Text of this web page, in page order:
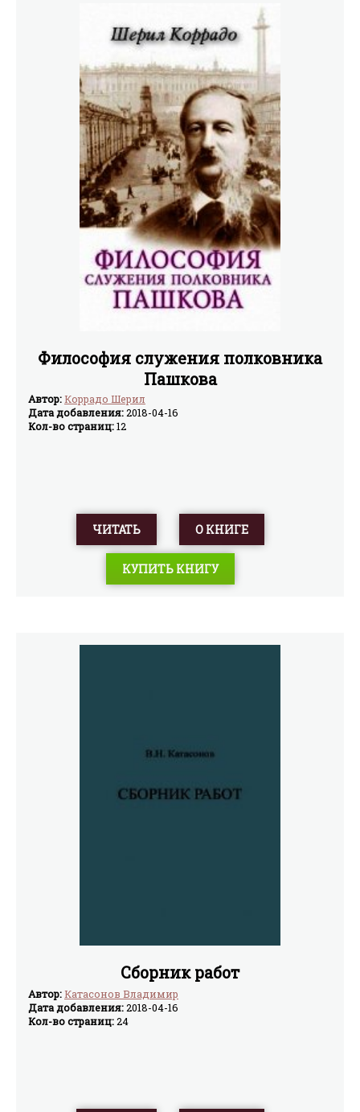
Философия служения полковника
Пашкова
Автор:Коррадо Шерил
Дата добавления:2018-04-16
Кол-во страниц:12
ЧИТАТЬ О КНИГЕ
КУПИТЬ КНИГУ
Сборник работ
Автор:Катасонов Владимир
Дата добавления:2018-04-16
Кол-во страниц:24